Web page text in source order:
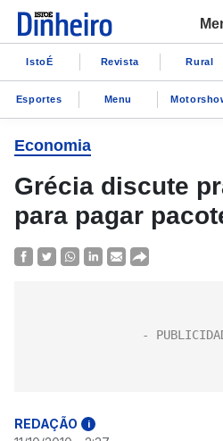
IstoÉ Revista Rural
Esportes Menu
Economia
Grécia discute
para pagar
REDAÇÃO i